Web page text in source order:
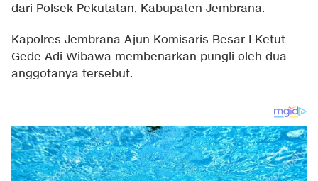
dari Polsek Pekutatan, Kabupaten Jembrana.
Kapolres Jembrana Ajun Komisaris Besar I Ketut
Gede Adi Wibawa membenarkan pungli oleh dua
anggotanya tersebut.